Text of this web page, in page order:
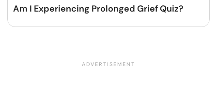
Am I Experiencing Prolonged Grief Quiz?